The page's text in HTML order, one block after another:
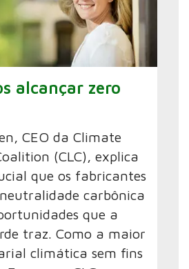
alcançar zero
CEO da Climate
(CLC), explica
que os fabricantes
carbônica
que a
traz. Como a maior
climática sem fins